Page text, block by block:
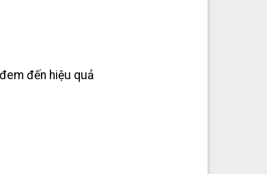
đến hiệu quả